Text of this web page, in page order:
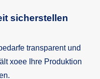
sicherstellen
transparent und
xoee Ihre Produktion